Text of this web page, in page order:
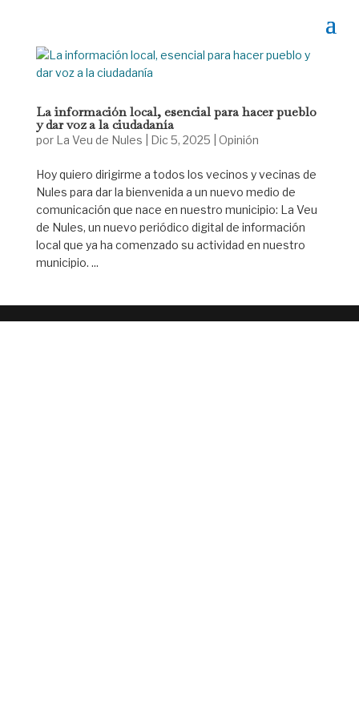
La información local, esencial para hacer pueblo
y dar voz a la ciudadanía
por La Veu de Nules Dic 5, 2025 Opinión
Hoy quiero dirigirme a todos los vecinos y vecinas de
Nules para dar la bienvenida a un nuevo medio de
comunicación que nace en nuestro municipio: La Veu
de Nules, un nuevo periódico digital de información
local que ya ha comenzado su actividad en nuestro
municipio. ...